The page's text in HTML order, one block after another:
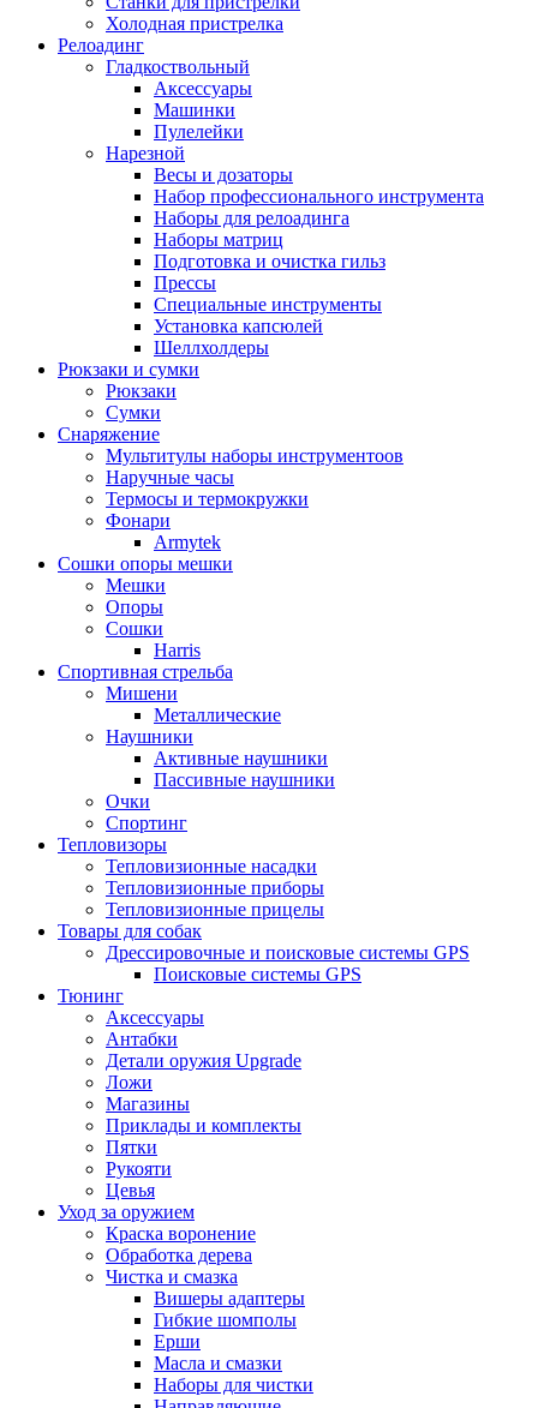
Холодная пристрелка
Релоадинг
Гладкоствольный
Аксессуары
Машинки
Пулелейки
Нарезной
Весы и дозаторы
Набор профессионального инструмента
Наборы для релоадинга
Наборы матриц
Подготовка и очистка гильз
Прессы
Специальные инструменты
Установка капсюлей
Шеллхолдеры
Рюкзаки и сумки
Рюкзаки
Сумки
Снаряжение
Мультитулы наборы инструментоов
Наручные часы
Термосы и термокружки
Фонари
Armytek
Сошки опоры мешки
Мешки
Опоры
Сошки
Harris
Спортивная стрельба
Мишени
Металлические
Наушники
Активные наушники
Пассивные наушники
Очки
Спортинг
Тепловизоры
Тепловизионные насадки
Тепловизионные приборы
Тепловизионные прицелы
Товары для собак
Дрессировочные и поисковые системы GPS
Поисковые системы GPS
Тюнинг
Аксессуары
Антабки
Детали оружия Upgrade
Ложи
Магазины
Приклады и комплекты
Пятки
Рукояти
Цевья
Уход за оружием
Краска воронение
Обработка дерева
Чистка и смазка
Вишеры адаптеры
Гибкие шомполы
Ерши
Масла и смазки
Наборы для чистки